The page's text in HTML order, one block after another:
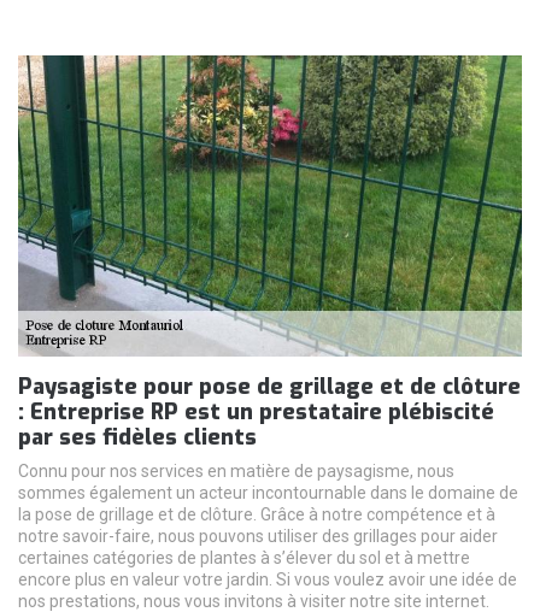
Paysagiste pour pose de grillage et de clôture
: Entreprise RP est un prestataire plébiscité
par ses fidèles clients
Connu pour nos services en matière de paysagisme, nous
sommes également un acteur incontournable dans le domaine de
la pose de grillage et de clôture. Grâce à notre compétence et à
notre savoir-faire, nous pouvons utiliser des grillages pour aider
certaines catégories de plantes à s’élever du sol et à mettre
encore plus en valeur votre jardin. Si vous voulez avoir une idée de
nos prestations, nous vous invitons à visiter notre site internet.